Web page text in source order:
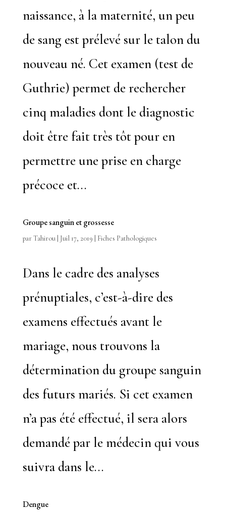
naissance, à la maternité, un peu
de sang est prélevé sur le talon du
nouveau né. Cet examen (test de
Guthrie) permet de rechercher
cinq maladies dont le diagnostic
doit être fait très tôt pour en
permettre une prise en charge
précoce et...
Groupe sanguin et grossesse
parTahirou| Juil 17, 2019 Fiches Pathologiques
Dans le cadre des analyses
prénuptiales, c’est-à-dire des
examens effectués avant le
mariage, nous trouvons la
détermination du groupe sanguin
des futurs mariés. Si cet examen
n’a pas été effectué, il sera alors
demandé par le médecin qui vous
suivra dans le...
Dengue